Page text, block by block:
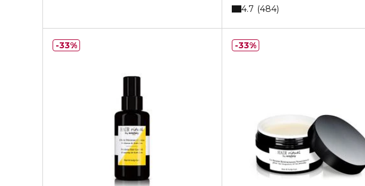
4.7 484
33% 33%